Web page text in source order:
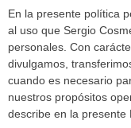
En la presente política
al uso que Sergio
personales. Con
divulgamos,
cuando es necesario
nuestros propósitos
describe en la presente